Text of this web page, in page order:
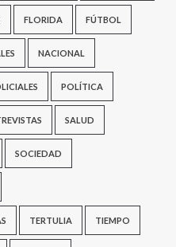
FLORIDA FÚTBOL
NACIONAL
POLÍTICA
SALUD
SOCIEDAD
TERTULIA TIEMPO